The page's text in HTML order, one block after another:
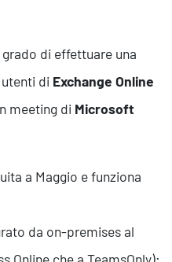
di effettuare una
di Exchange Online
meeting di Microsoft
a Maggio e funziona
da on-premises al
Online che a TeamsOnly);